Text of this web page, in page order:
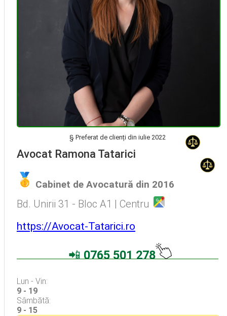
§ Preferat de clienți din iulie 2022
Avocat Ramona Tatarici
Cabinet de Avocatură din 2016
Bd. Unirii 31 - Bloc A1 | Centru
https://Avocat-Tatarici.ro
📲0765 501 278
Lun - Vin:
9 - 19
Sâmbătă:
9 - 15